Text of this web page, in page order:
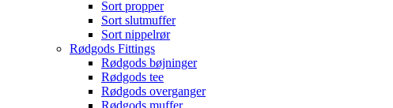
Sort propper
Sort slutmuffer
Sort nippelrør
Rødgods Fittings
Rødgods bøjninger
Rødgods tee
Rødgods overganger
Rødgods muffer